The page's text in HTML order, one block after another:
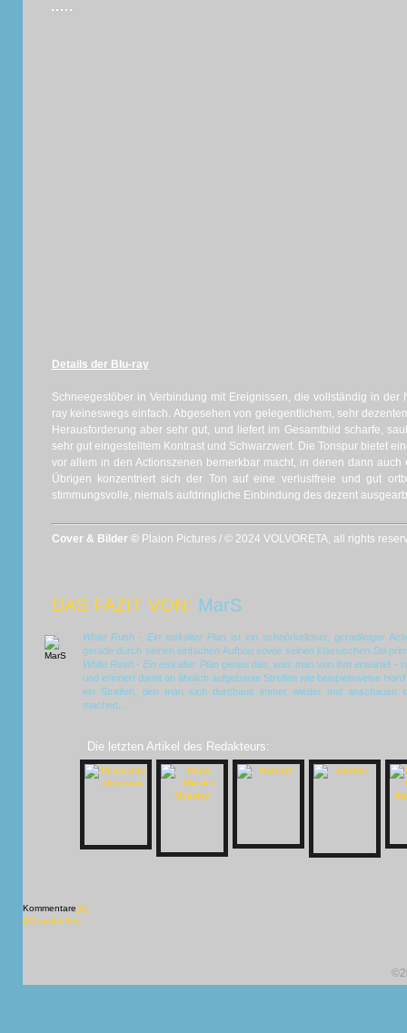
Details der Blu-ray
Schneegestöber in Verbindung mit Ereignissen, die vollständig in der
ray keineswegs einfach. Abgesehen von gelegentlichem, sehr
Herausforderung aber sehr gut, und liefert im Gesamtbild scharfe,
sehr gut eingestelltem Kontrast und Schwarzwert. Die Tonspur bietet
vor allem in den Actionszenen bemerkbar macht, in denen dann auch
Übrigen konzentriert sich der Ton auf eine verlustfreie und gut
stimmungsvolle, niemals aufdringliche Einbindung des dezent
Cover & Bilder © Plaion Pictures / © 2024 VOLVORETA, all rights
DAS FAZIT VON: MarS
White Rush - Ein eiskalter Plan ist ein schnörkelloser, geradliniger
gerade durch seinen einfachen Aufbau sowie seinen klassischen Stil
White Rush - Ein eiskalter Plangenau das, was man von ihm erwartet -
und erinnert damit an ähnlich aufgebaute Streifen wie beispielsweise
ein Streifen, den man sich durchaus immer wieder mal anschauen
machen...
Die letzten Artikel des Redakteurs:
Kommentare[X]
[X] schließen